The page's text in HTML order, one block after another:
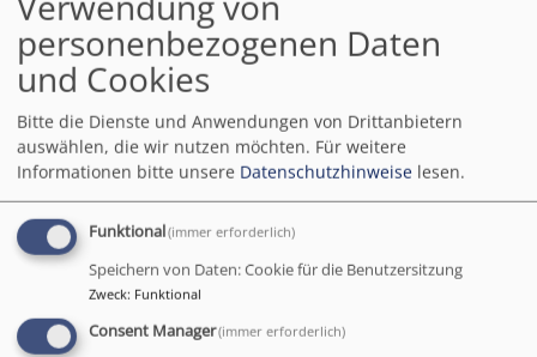
Das erste Vortreffen zur Abgabe der Anmeldeunterlagen findet
statt am
Dienstag, 8. Juli, 19.00 Uhr im Gemeindehaus in der
Hauptstraße 35 in Kreuzwertheim.
Teilnahme.
Tageslosung
personenbezogenen Daten
und Cookies
Bitte die Dienste und Anwendungen von Drittanbietern
auswählen, die wir nutzen möchten. Für weitere
Informationen bitte unsere Datenschutzhinweise lesen.
Funktional(immer erforderlich)
Speichern von Daten: Cookie für die Benutzersitzung
Zweck: Funktional
Consent Manager(immer erforderlich)